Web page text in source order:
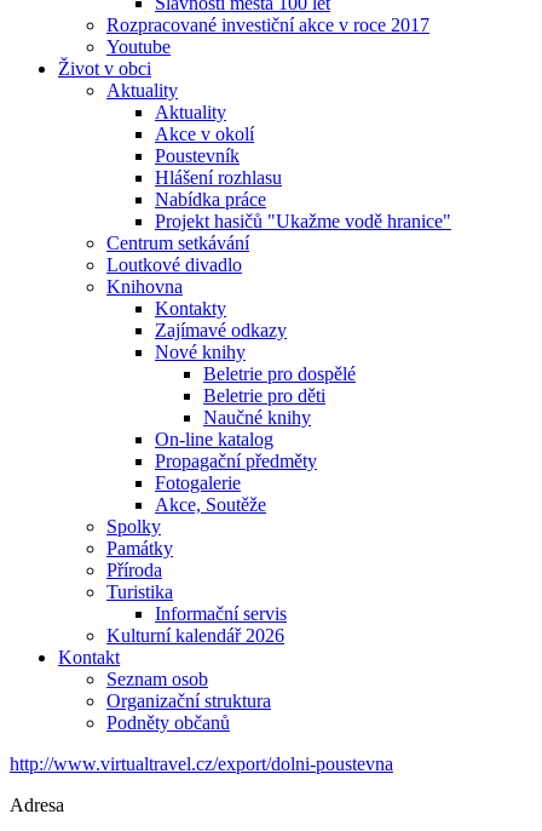
Rozpracované investiční akce v roce 2017
Youtube
Život v obci
Aktuality
Aktuality
Akce v okolí
Poustevník
Hlášení rozhlasu
Nabídka práce
Projekt hasičů "Ukažme vodě hranice"
Centrum setkávání
Loutkové divadlo
Knihovna
Kontakty
Zajímavé odkazy
Nové knihy
Beletrie pro dospělé
Beletrie pro děti
Naučné knihy
On-line katalog
Propagační předměty
Fotogalerie
Akce, Soutěže
Spolky
Památky
Příroda
Turistika
Informační servis
Kulturní kalendář 2026
Kontakt
Seznam osob
Organizační struktura
Podněty občanů
http://www.virtualtravel.cz/export/dolni-poustevna
Adresa